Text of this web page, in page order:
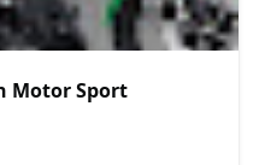
Motor Sport